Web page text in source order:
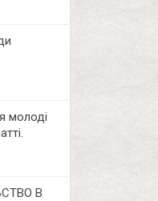
молоді
В